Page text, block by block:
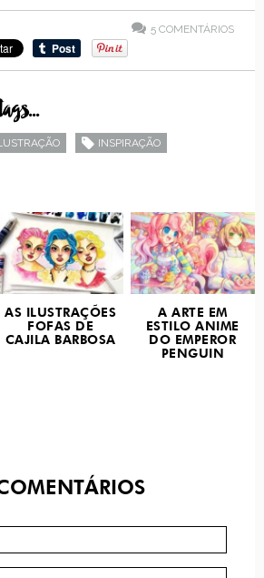
5 COMENTÁRIOS
INSPIRAÇÃO
AS ILUSTRAÇÕES
FOFAS DE
CAJILA BARBOSA
A ARTE EM
ESTILO ANIME
DO EMPEROR
PENGUIN